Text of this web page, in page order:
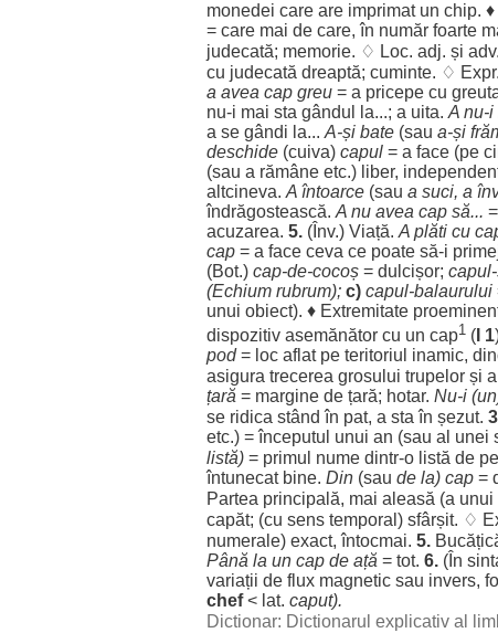
monedei care are imprimatun chip. ♦
= care mai de care, în număr foarte
judecată; memorie. ♢ Loc. adj. și adv.
cu judecată dreaptă; cuminte. ♢ Expr.
a avea cap greu = a pricepe cu
nu-i mai sta gândul la...; a uita. A nu-i
a se gândi la... A-și bate (sau a-și
deschide (cuiva) capul = a face (pe
(sau a rămâne etc.) liber,
altcineva. A întoarce (sau a suci, a
îndrăgostească. A nu avea cap să...
acuzarea. 5. (Înv.) Viață. A plăti cu
cap = a face ceva ce poate să-i
(Bot.) cap-de-cocoș = dulcișor; capul-
(Echium rubrum); c) capul-balaurului
unui obiect). ♦ Extremitate
dispozitiv asemănător cu un cap1 ( I 1
pod= loc aflatpe teritoriul inamic,
asigura trecerea grosului trupelor și a
țară = margine de țară; hotar. Nu-i
se ridica stând în pat, a sta în șezut.
etc.) =începutul unui an (sau al unei
listă) = primul nume dintr-o listă de
întunecat bine. Din (sau de la) cap =
Partea principală, mai aleasă (a unui
capăt; (cu sens temporal ) sfârșit. ♢
numerale) exact,întocmai. 5.
Până la un cap de ață = tot. 6. (În
variații de flux magnetic sau invers,
chef< lat. caput).
Dictionar: Dictionarul explicativ al